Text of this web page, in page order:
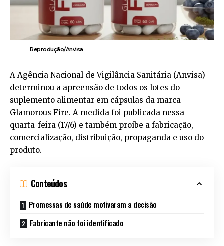
Reprodução/Anvisa
A Agência Nacional de Vigilância Sanitária (Anvisa)
determinou a apreensão de todos os lotes do
suplemento alimentar em cápsulas da marca
Glamorous Fire. A medida foi publicada nessa
quarta-feira (17/6) e também proíbe a fabricação,
comercialização, distribuição, propaganda e uso do
produto.
Conteúdos
Promessas de saúde motivaram a decisão
Fabricante não foi identificado